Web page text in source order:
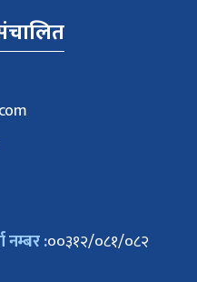
नम्बर :००३१२/०८१/०८२